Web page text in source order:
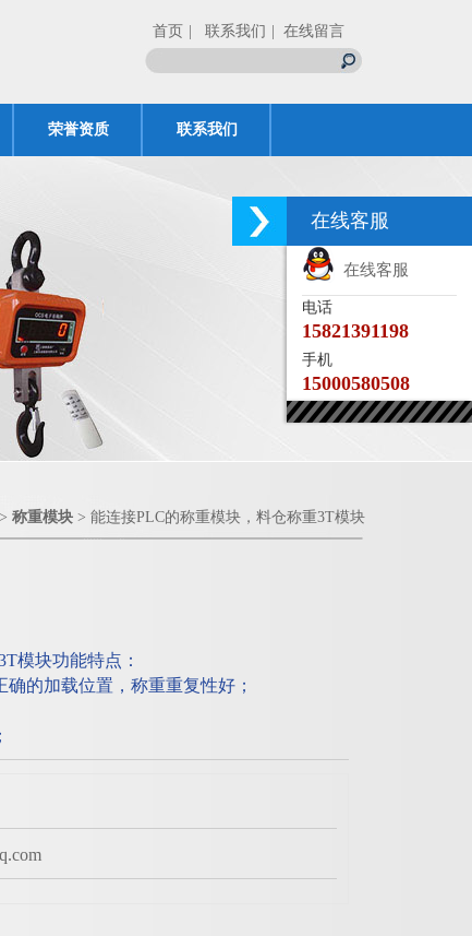
首页 | 联系我们 | 在线留言
荣誉资质 联系我们
> 称重模块 > 能连接PLC的称重模块，料仓称重3T模块
模块功能特点：
的加载位置，称重重复性好；
在线客服
在线客服
电话
15821391198
手机
15000580508